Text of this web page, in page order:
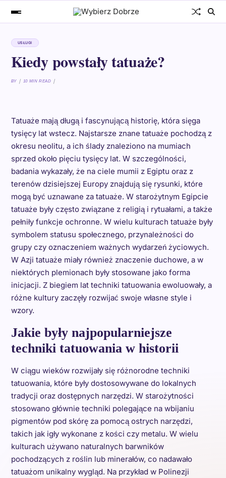
USŁUGI
Kiedy powstały tatuaże?
BY 10 MIN READ
Tatuaże mają długą i fascynującą historię, która sięga
tysięcy lat wstecz. Najstarsze znane tatuaże pochodzą z
okresu neolitu, a ich ślady znaleziono na mumiach
sprzed około pięciu tysięcy lat. W szczególności,
badania wykazały, że na ciele mumii z Egiptu oraz z
terenów dzisiejszej Europy znajdują się rysunki, które
mogą być uznawane za tatuaże. W starożytnym Egipcie
tatuaże były często związane z religią i rytuałami, a także
pełniły funkcje ochronne. W wielu kulturach tatuaże były
symbolem statusu społecznego, przynależności do
grupy czy oznaczeniem ważnych wydarzeń życiowych.
W Azji tatuaże miały również znaczenie duchowe, a w
niektórych plemionach były stosowane jako forma
inicjacji. Z biegiem lat techniki tatuowania ewoluowały, a
różne kultury zaczęły rozwijać swoje własne style i
wzory.
Jakie były najpopularniejsze
techniki tatuowania w historii
W ciągu wieków rozwijały się różnorodne techniki
tatuowania, które były dostosowywane do lokalnych
tradycji oraz dostępnych narzędzi. W starożytności
stosowano głównie techniki polegające na wbijaniu
pigmentów pod skórę za pomocą ostrych narzędzi,
takich jak igły wykonane z kości czy metalu. W wielu
kulturach używano naturalnych barwników
pochodzących z roślin lub minerałów, co nadawało
tatuażom unikalny wygląd. Na przykład w Polinezji